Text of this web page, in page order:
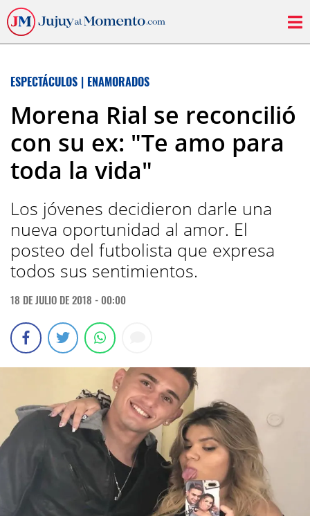
ESPECTÁCULOS | ENAMORADOS
Morena Rial se reconcilió
con su ex: "Te amo para
toda la vida"
Los jóvenes decidieron darle una
nueva oportunidad al amor. El
posteo del futbolista que expresa
todos sus sentimientos.
18 DE JULIO DE 2018 - 00:00